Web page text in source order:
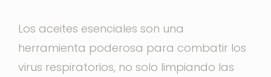
Los aceites esenciales son una
herramienta poderosa para combatir los
virus respiratorios, no solo limpiando las